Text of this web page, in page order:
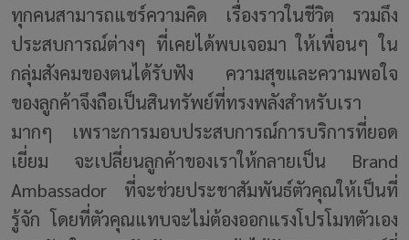
ทุกคนสามารถแชร์ความคิด เรื่องราวในชีวิต รวมถึง
ประสบการณ์ต่างๆ ที่เคยได้พบเจอมา ให้เพื่อนๆ ใน
กลุ่มสังคมของตนได้รับฟัง ความสุขและความพอใจ
ของลูกค้าจึงถือเป็นสินทรัพย์ที่ทรงพลังสำหรับเรา
มากๆ เพราะการมอบประสบการณ์การบริการที่ยอด
เยี่ยม จะเปลี่ยนลูกค้าของเราให้กลายเป็น Brand
Ambassador ที่จะช่วยประชาสัมพันธ์ตัวคุณให้เป็นที่
รู้จัก โดยที่ตัวคุณแทบจะไม่ต้องออกแรงโปรโมทตัวเอง